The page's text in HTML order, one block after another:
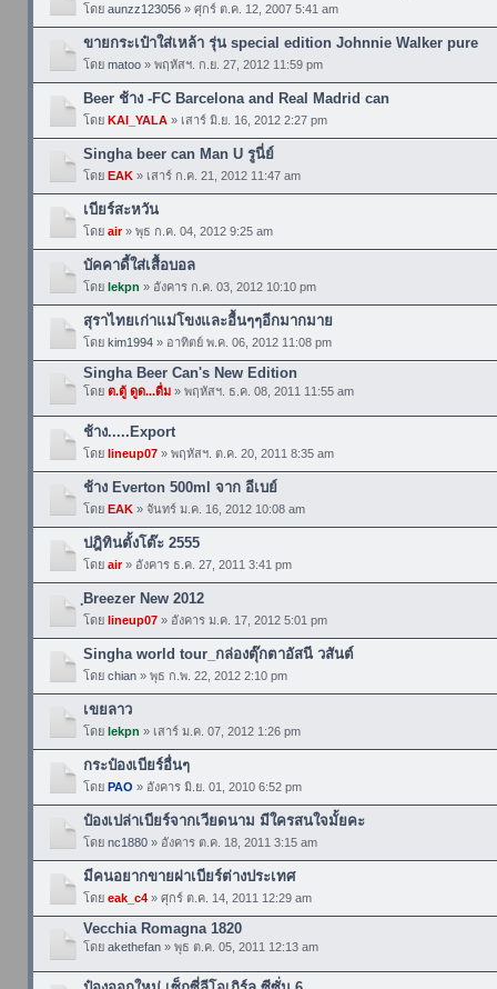
โดย aunzz123056» ศุกร์ ต.ค. 12, 2007 5:41 am
ขายกระเป๋าใส่เหล้า รุ่น special edition Johnnie Walker pure
โดย matoo» พฤหัสฯ. ก.ย. 27, 2012 11:59 pm
Beer ช้าง -FC Barcelona and Real Madrid can
โดย KAI_YALA» เสาร์ มิ.ย. 16, 2012 2:27 pm
Singha beer can Man U รูนี่ย์
โดย EAK» เสาร์ ก.ค. 21, 2012 11:47 am
เบียร์สะหวัน
โดย air» พุธ ก.ค. 04, 2012 9:25 am
บัคคาดี้ใส่เสื้อบอล
โดย lekpn » อังคาร ก.ค. 03, 2012 10:10 pm
สุราไทยเก่าแม่โขงและอื้นๆๆอีกมากมาย
โดย kim1994» อาทิตย์ พ.ค. 06, 2012 11:08 pm
Singha Beer Can's New Edition
โดย ต.ตู้ ดูด...ดื่ม» พฤหัสฯ. ธ.ค. 08, 2011 11:55 am
ช้าง.....Export
โดย lineup07» พฤหัสฯ. ต.ค. 20, 2011 8:35 am
ช้าง Everton 500ml จาก อีเบย์
โดย EAK» จันทร์ ม.ค. 16, 2012 10:08 am
ปฎิทินตั้งโต๊ะ 2555
โดย air» อังคาร ธ.ค. 27, 2011 3:41 pm
ฺBreezer New 2012
โดย lineup07» อังคาร ม.ค. 17, 2012 5:01 pm
Singha world tour_กล่องตุ๊กตาอัสนี วสันต์
โดย chian» พุธ ก.พ. 22, 2012 2:10 pm
เขยลาว
โดย lekpn » เสาร์ ม.ค. 07, 2012 1:26 pm
กระป๋องเบียร์อื่นๆ
โดย PAO » อังคาร มิ.ย. 01, 2010 6:52 pm
ป๋องเปล่าเบียร์จากเวียดนาม มีใครสนใจมั้ยคะ
โดย nc1880» อังคาร ต.ค. 18, 2011 3:15 am
มีคนอยากขายฝาเบียร์ต่างประเทศ
โดย eak_c4» ศุกร์ ต.ค. 14, 2011 12:29 am
Vecchia Romagna 1820
โดย akethefan» พุธ ต.ค. 05, 2011 12:13 am